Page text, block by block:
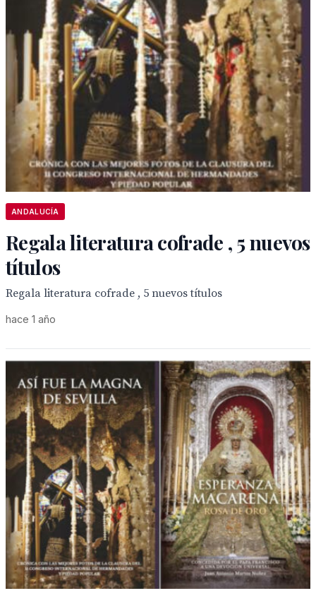
ANDALUCÍA
Regala literatura cofrade , 5 nuevos
títulos
Regala literatura cofrade , 5 nuevos títulos
hace 1 año